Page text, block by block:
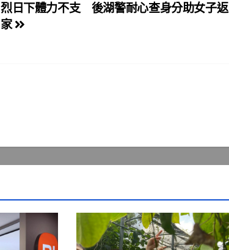
烈日下體力不支 後湖警耐心查身分助女子返
家